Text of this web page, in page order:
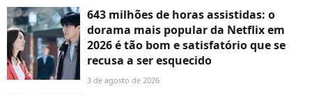
643 milhões de horas assistidas: o
dorama mais popular da Netflix em
2026 é tão bom e satisfatório que se
recusa a ser esquecido
3 de agosto de 2026